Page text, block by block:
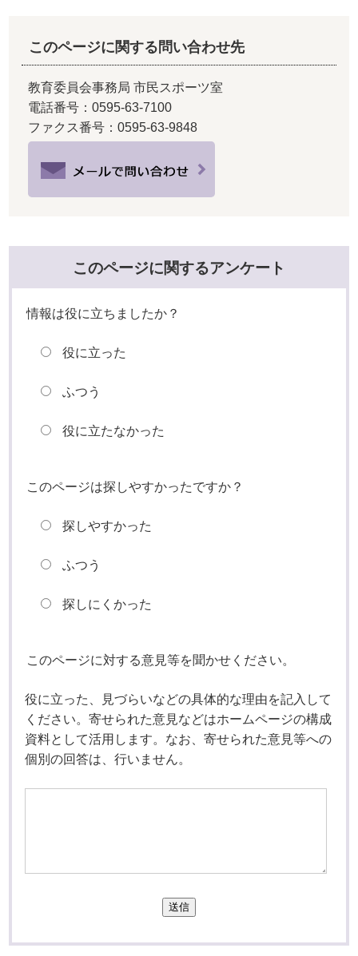
このページに関する問い合わせ先
教育委員会事務局 市民スポーツ室
電話番号：0595-63-7100
ファクス番号：0595-63-9848
このページに関するアンケート
情報は役に立ちましたか？
役に立った
ふつう
役に立たなかった
このページは探しやすかったですか？
探しやすかった
ふつう
探しにくかった
このページに対する意見等を聞かせください。
役に立った、見づらいなどの具体的な理由を記入して
ください。寄せられた意見などはホームページの構成
資料として活用します。なお、寄せられた意見等への
個別の回答は、行いません。
送信